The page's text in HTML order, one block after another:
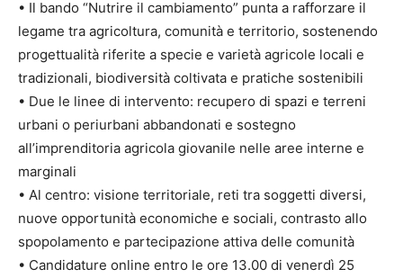
• Il bando “Nutrire il cambiamento” punta a rafforzare il
legame tra agricoltura, comunità e territorio, sostenendo
progettualità riferite a specie e varietà agricole locali e
tradizionali, biodiversità coltivata e pratiche sostenibili
• Due le linee di intervento: recupero di spazi e terreni
urbani o periurbani abbandonati e sostegno
all’imprenditoria agricola giovanile nelle aree interne e
marginali
• Al centro: visione territoriale, reti tra soggetti diversi,
nuove opportunità economiche e sociali, contrasto allo
spopolamento e partecipazione attiva delle comunità
• Candidature online entro le ore 13.00 di venerdì 25